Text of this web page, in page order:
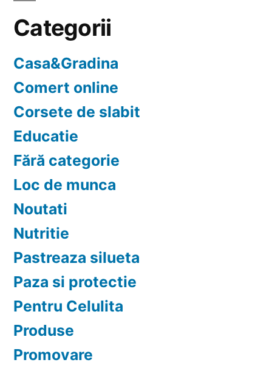
Categorii
Casa&Gradina
Comert online
Corsete de slabit
Educatie
Fără categorie
Loc de munca
Noutati
Nutritie
Pastreaza silueta
Paza si protectie
Pentru Celulita
Produse
Promovare